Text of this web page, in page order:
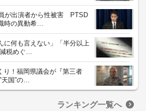
員が出演者から性被害 PTSD
時の異動希…
に何も言えない」「半分以上
税めぐ…
り！福岡県議会が『第三者
天国”の…
ランキング一覧へ